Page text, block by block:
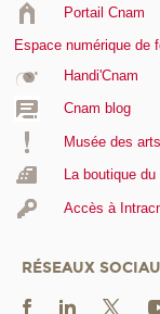
Portail Cnam
Espace numérique de
Handi'Cnam
Cnam blog
Musée des
La boutique du
Accès à
RÉSEAUX